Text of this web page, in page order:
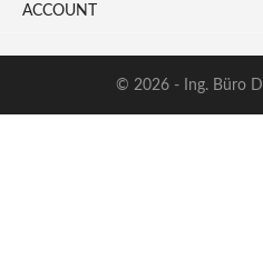
ACCOUNT
© 2026 - Ing. Büro